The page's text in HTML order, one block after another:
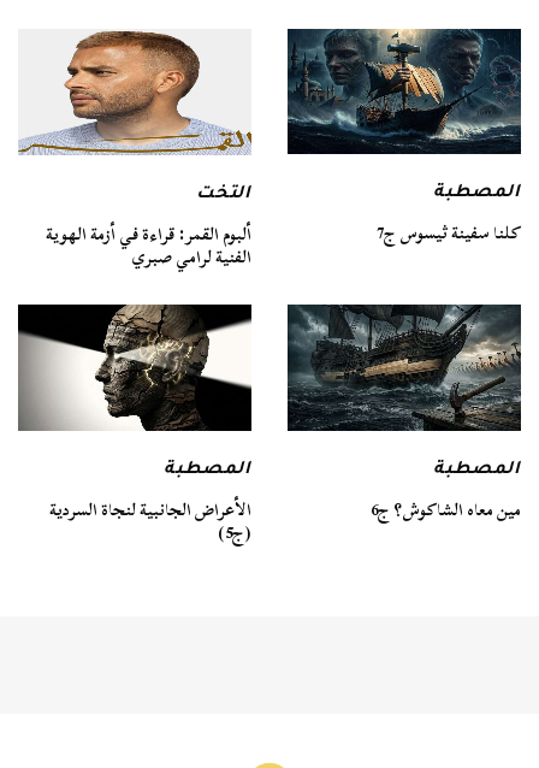
المصطبة
كلنا سفينة ثيسوس ج7
التخت
ألبوم القمر: قراءة في أزمة الهوية
الفنية لرامي صبري
المصطبة
مين معاه الشاكوش؟ ج6
المصطبة
الأعراض الجانبية لنجاة السردية
(ج5)